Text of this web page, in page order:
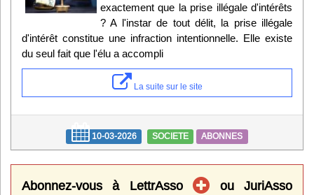
VieAsso
Infos
Abo Lettrasso
Désabo Lettrasso
exactement que la prise illégale d'intérêts
? A l'instar de tout délit, la prise illégale
d'intérêt constitue une infraction intentionnelle. Elle existe
du seul fait que l'élu a accompli
La suite sur le site
10-03-2026 SOCIETE ABONNES
Abonnez-vous à LettrAsso
ou JuriAsso